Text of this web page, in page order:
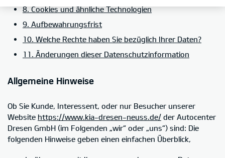
8. Cookies und ähnliche Technologien
9. Aufbewahrungsfrist
10. Welche Rechte haben Sie bezüglich Ihrer Daten?
11. Änderungen dieser Datenschutzinformation
Allgemeine Hinweise
Ob Sie Kunde, Interessent, oder nur Besucher unserer
Website https://www.kia-dresen-neuss.de/ der Autocenter
Dresen GmbH (im Folgenden „wir“ oder „uns“) sind: Die
folgenden Hinweise geben einen einfachen Überblick,